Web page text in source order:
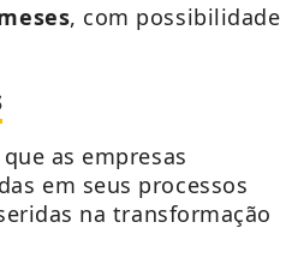
, com possibilidade
as empresas
em seus processos
na transformação